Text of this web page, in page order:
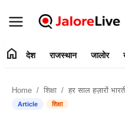
संपर्क करें
home देश राजस्थान जालोर
Home शिक्षा हर साल हज़ारों
Article शिक्षा